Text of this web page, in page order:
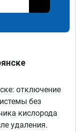
отключение
без
кислорода
удаления.